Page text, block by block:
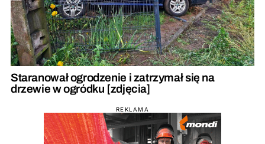
Staranował ogrodzenie i zatrzymał się na
drzewie w ogródku [zdjęcia]
REKLAMA